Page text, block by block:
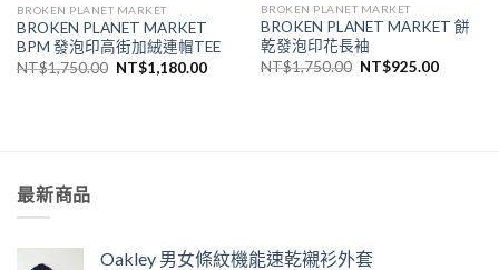
BROKEN PLANET MARKET
BROKEN PLANET MARKET
BPM 發泡印高街加絨連帽TEE
NT$1,750.00 NT$1,180.00
BROKEN PLANET MARKET
BROKEN PLANET MARKET 餅
乾發泡印花長袖
NT$1,750.00 NT$925.00
最新商品
Oakley 男女條紋機能速乾襯衫外套